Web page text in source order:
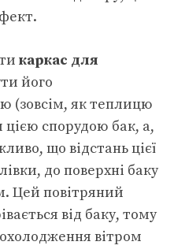
каркас для
його
(зовсім, як теплицю
цією спорудою бак, а,
що відстань цієї
до поверхні баку
Цей повітряний
від баку, тому
вітром